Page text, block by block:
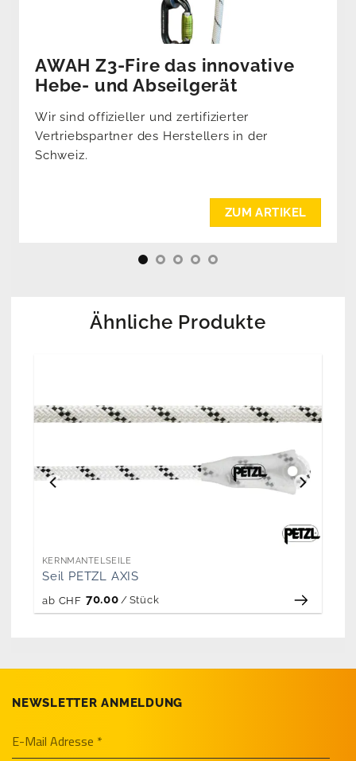
AWAH Z3-Fire das innovative
Hebe- und Abseilgerät
Wir sind offizieller und zertifizierter
Vertriebspartner des Herstellers in der
Schweiz.
ZUM ARTIKEL
Ähnliche Produkte
KERNMANTELSEILE
Seil PETZL AXIS
ab CHF 70.00 / Stück
NEWSLETTER ANMELDUNG